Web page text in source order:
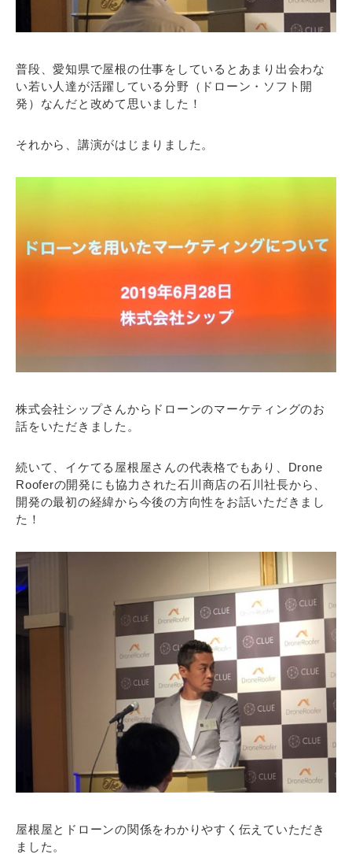
普段、愛知県で屋根の仕事をしているとあまり出会わな
い若い人達が活躍している分野（ドローン・ソフト開
発）なんだと改めて思いました！
それから、講演がはじまりました。
株式会社シップさんからドローンのマーケティングのお
話をいただきました。
続いて、イケてる屋根屋さんの代表格でもあり、Drone
Rooferの開発にも協力された石川商店の石川社長から、
開発の最初の経緯から今後の方向性をお話いただきまし
た！
屋根屋とドローンの関係をわかりやすく伝えていただき
ました。